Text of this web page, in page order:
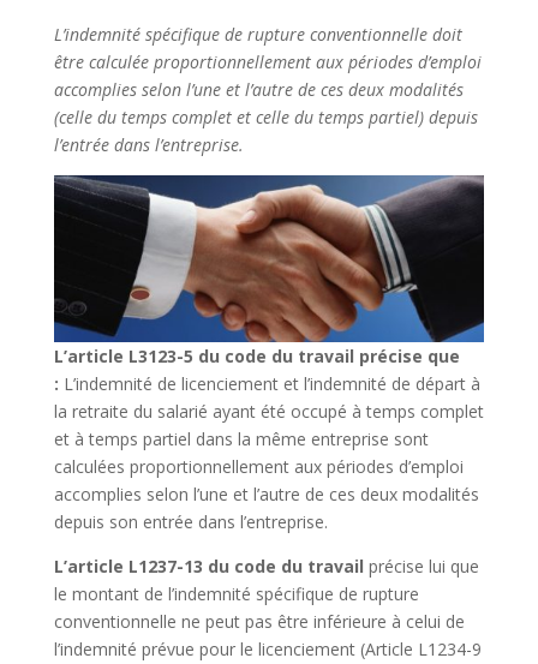
L’indemnité spécifique de rupture conventionnelle doit
être calculée proportionnellement aux périodes d’emploi
accomplies selon l’une et l’autre de ces deux modalités
(celle du temps complet et celle du temps partiel) depuis
l’entrée dans l’entreprise.
L’article L3123-5 du code du travail précise que
: L’indemnité de licenciement et l’indemnité de départ à
la retraite du salarié ayant été occupé à temps complet
et à temps partiel dans la même entreprise sont
calculées proportionnellement aux périodes d’emploi
accomplies selon l’une et l’autre de ces deux modalités
depuis son entrée dans l’entreprise.
L’article L1237-13 du code du travail précise lui que
le montant de l’indemnité spécifique de rupture
conventionnelle ne peut pas être inférieure à celui de
l’indemnité prévue pour le licenciement (Article L1234-9